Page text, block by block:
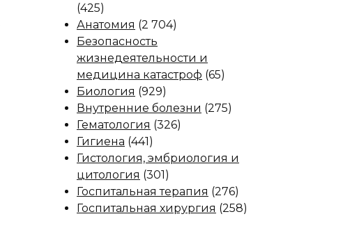
(425)
Анатомия (2 704)
Безопасность
жизнедеятельности и
медицина катастроф (65)
Биология (929)
Внутренние болезни (275)
Гематология (326)
Гигиена (441)
Гистология, эмбриология и
цитология (301)
Госпитальная терапия (276)
Госпитальная хирургия (258)